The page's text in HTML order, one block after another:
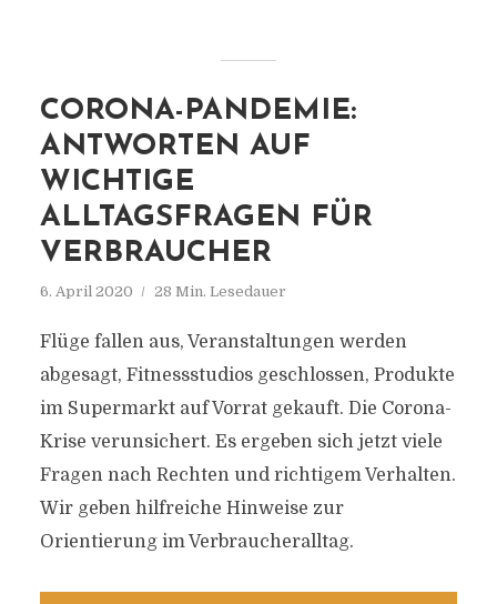
CORONA-PANDEMIE:
ANTWORTEN AUF
WICHTIGE
ALLTAGSFRAGEN FÜR
VERBRAUCHER
6. April 2020 28 Min. Lesedauer
Flüge fallen aus, Veranstaltungen werden
abgesagt, Fitnessstudios geschlossen, Produkte
im Supermarkt auf Vorrat gekauft. Die Corona-
Krise verunsichert. Es ergeben sich jetzt viele
Fragen nach Rechten und richtigem Verhalten.
Wir geben hilfreiche Hinweise zur
Orientierung im Verbraucheralltag.